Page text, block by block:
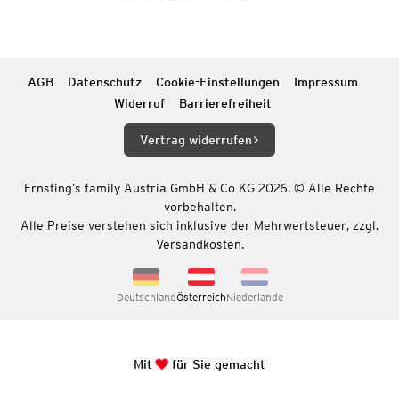
AGB Datenschutz Cookie-Einstellungen
Impressum
Widerruf
Barrierefreiheit
Vertrag widerrufen
Ernsting’s family Austria GmbH & Co KG 2026. © Alle Rechte
vorbehalten.
Alle Preise verstehen sich inklusive der Mehrwertsteuer, zzgl.
Versandkosten.
DeutschlandÖsterreichNiederlande
Mit für Sie gemacht